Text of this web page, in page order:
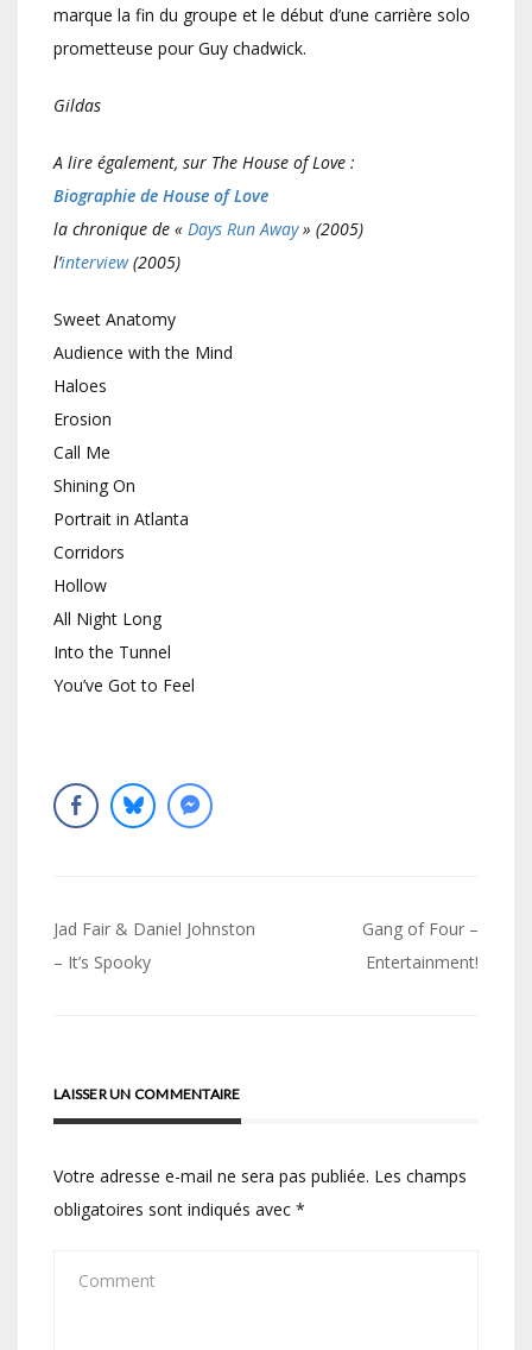
marque la fin du groupe et le début d’une carrière solo
prometteuse pour Guy chadwick.
Gildas
A lire également, sur The House of Love :
Biographie de House of Love
la chronique de « Days Run Away» (2005)
l’interview(2005)
Sweet Anatomy
Audience with the Mind
Haloes
Erosion
Call Me
Shining On
Portrait in Atlanta
Corridors
Hollow
All Night Long
Into the Tunnel
You’ve Got to Feel
Navigation
de
Jad Fair & Daniel Johnston
– It’s Spooky
Gang of Four –
Entertainment!
LAISSER UN COMMENTAIRE
Votre adresse e-mail ne sera pas publiée. Les champs
obligatoires sont indiqués avec *